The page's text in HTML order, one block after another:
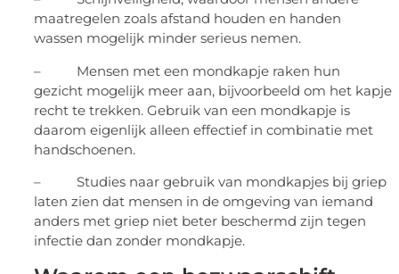
door adem niet. Zo een masker is niet volledig
afgesloten aan de zijkant.
maatregelen zoals afstand houden en handen
wassen mogelijk minder serieus nemen.
– Mensen met een mondkapje raken hun
gezicht mogelijk meer aan, bijvoorbeeld om het kapje
recht te trekken. Gebruik van een mondkapje is
daarom eigenlijk alleen effectief in combinatie met
handschoenen.
– Studies naar gebruik van mondkapjes bij griep
laten zien dat mensen in de omgeving van iemand